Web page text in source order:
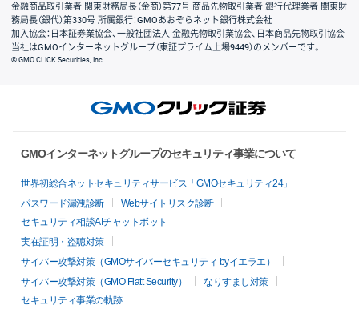
金融商品取引業者 関東財務局長（金商）第77号 商品先物取引業者 銀行代理業者 関東財
務局長（銀代）第330号 所属銀行：GMOあおぞらネット銀行株式会社
加入協会：日本証券業協会、一般社団法人 金融先物取引業協会、日本商品先物取引協会
当社はGMOインターネットグループ（東証プライム上場9449）のメンバーです。
© GMO CLICK Securities, Inc.
GMOインターネットグループのセキュリティ事業について
世界初総合ネットセキュリティサービス「GMOセキュリティ24」
パスワード漏洩診断
Webサイトリスク診断
セキュリティ相談AIチャットボット
実在証明・盗聴対策
サイバー攻撃対策（GMOサイバーセキュリティ byイエラエ）
サイバー攻撃対策（GMO Flatt Security）
なりすまし対策
セキュリティ事業の軌跡